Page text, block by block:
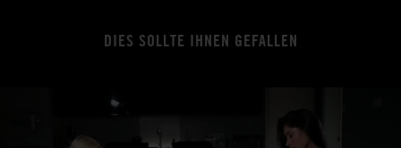
DIES SOLLTE IHNEN GEFALLEN